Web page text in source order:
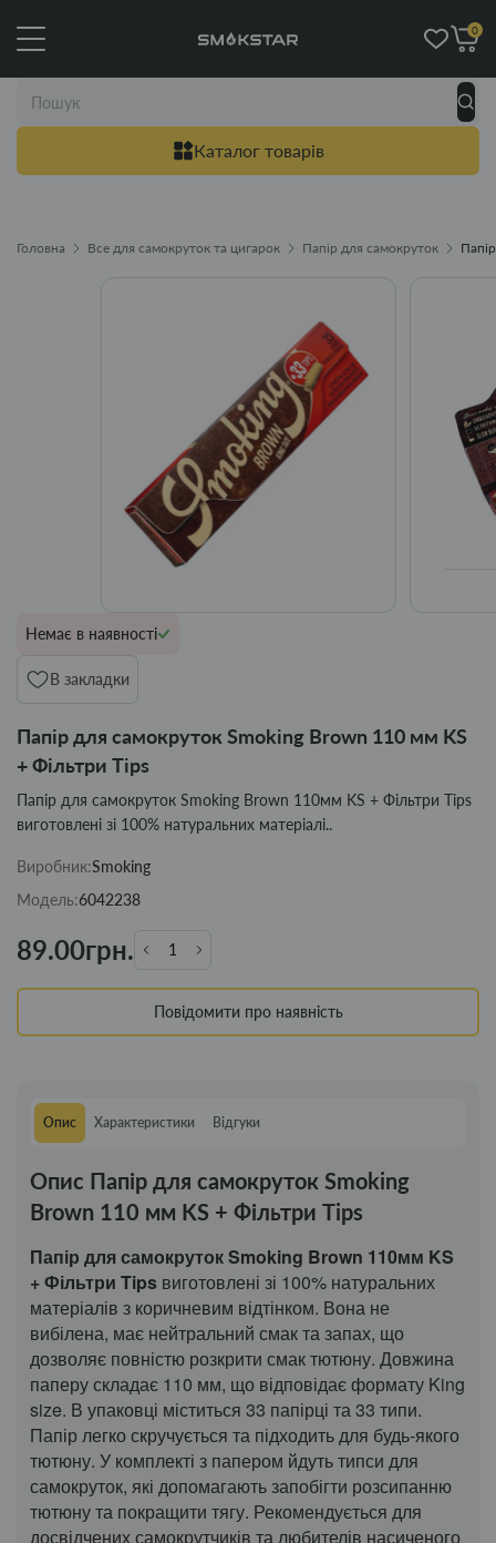
Каталог товарів
0
Головна Все для самокруток та цигарок Папір для самокруток
Немає в наявності
В закладки
Папір для самокруток Smoking Brown 110 мм KS
+ Фільтри Tips
Папір для самокруток Smoking Brown 110мм KS + Фільтри Tips
виготовлені зі 100% натуральних матеріалі..
Виробник:Smoking
Модель:6042238
89.00грн.
Повідомити про наявність
Опис Характеристики Відгуки
Опис Папір для самокруток Smoking
Brown 110 мм KS + Фільтри Tips
Папір для самокруток Smoking Brown 110мм KS
+ Фільтри Tips виготовлені зі 100% натуральних
матеріалів з коричневим відтінком. Вона не
вибілена, має нейтральний смак та запах, що
дозволяє повністю розкрити смак тютюну. Довжина
паперу складає 110 мм, що відповідає формату King
size. В упаковці міститься 33 папірці та 33 типи.
Папір легко скручується та підходить для будь-якого
тютюну. У комплекті з папером йдуть типси для
самокруток, які допомагають запобігти розсипанню
тютюну та покращити тягу. Рекомендується для
досвідчених самокрутчиків та любителів насиченого